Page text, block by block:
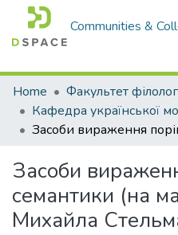
Communities &
Home
Засоби
семантики (на
Михайла